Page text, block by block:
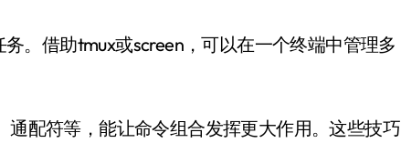
。借助tmux或screen，可以在一个终端中管理多
配符等，能让命令组合发挥更大作用。这些技巧